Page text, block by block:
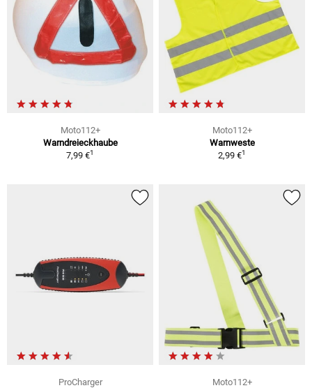
Moto112+
Warndreieckhaube
7,99 €1
Moto112+
Warnweste
2,99 €1
ProCharger
Moto112+